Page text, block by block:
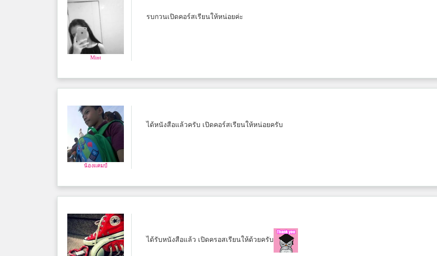
Mint
รบกวนเปิดคอร์สเรียนให้หน่อยค่ะ
น้องแคมป์
ได้หนังสือแล้วครับ เปิดคอร์สเรียนให้หน่อยครับ
ได้รับหนังสือแล้ว เปิดครอสเรียนให้ด้วยครับ